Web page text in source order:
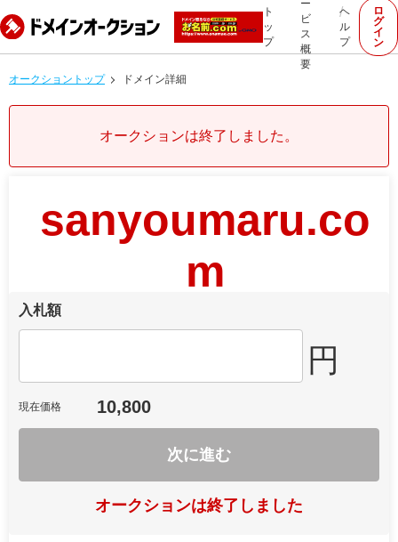
ト
ッ
プ
ー
ビ
ス
概
要
ヘ
ル
プ
ロ
グ
イ
ン
オークショントップ ドメイン詳細
オークションは終了しました。
sanyoumaru.co
m
入札額
円
現在価格 10,800
次に進む
オークションは終了しました